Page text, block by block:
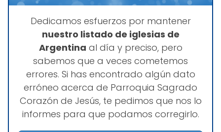
Dedicamos esfuerzos por mantener
nuestro listado de iglesias de
Argentina al día y preciso, pero
sabemos que a veces cometemos
errores. Si has encontrado algún dato
erróneo acerca de Parroquia Sagrado
Corazón de Jesús, te pedimos que nos lo
informes para que podamos corregirlo.